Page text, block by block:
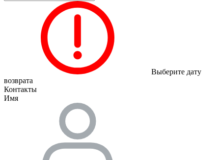
Выберите дату
возврата
Контакты
Имя